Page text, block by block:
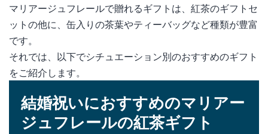
マリアージュフレールで贈れるギフトは、紅茶のギフトセ
ットの他に、缶入りの茶葉やティーバッグなど種類が豊富
です。
それでは、以下でシチュエーション別のおすすめのギフト
をご紹介します。
結婚祝いにおすすめのマリアー
ジュフレールの紅茶ギフト